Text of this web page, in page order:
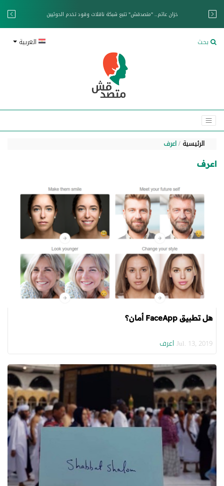
خزان عائم.. "متصدقش" تتبع شبكة ناقلات وقود تخدم الحوثيين
بحث العربية
الرئيسية اعرف
اعرف
هل تطبيق FaceApp‏ أمان؟
Jul. 13, 2019 اعرف